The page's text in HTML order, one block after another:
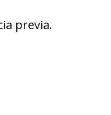
previa.